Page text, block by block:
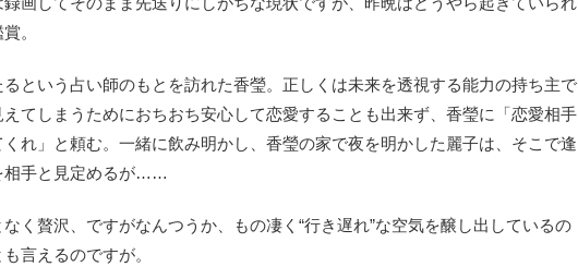
。
という占い師のもとを訪れた香瑩。正しくは未来を透視する能力の持ち主で
てしまうためにおちおち安心して恋愛することも出来ず、香瑩に「恋愛相手
れ」と頼む。一緒に飲み明かし、香瑩の家で夜を明かした麗子は、そこで逢
相手と見定めるが……
く贅沢、ですがなんつうか、もの凄く“行き遅れ”な空気を醸し出しているの
言えるのですが。